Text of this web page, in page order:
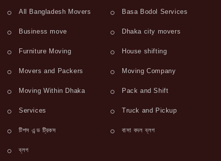
All Bangladesh Movers Basa Bodol Services
Business move Dhaka city movers
Furniture Moving House shifting
Movers and Packers Moving Company
Moving Within Dhaka Pack and Shift
Services Truck and Pickup
টিপস এন্ড ট্রিকস বাসা বদল ব্লগ
ব্লগ